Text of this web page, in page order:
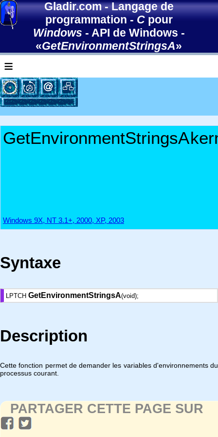
Gladir.com-Langage de
programmation-Cpour
Windows - API de Windows -
«GetEnvironmentStringsA»
≡
GetEnvironmentStringsA
Windows 9X, NT 3.1+, 2000, XP, 2003
Syntaxe
LPTCH GetEnvironmentStringsA(void);
Description
Cette fonction permet de demander les variables d'environnements du
processus courant.
PARTAGER CETTE PAGE SUR